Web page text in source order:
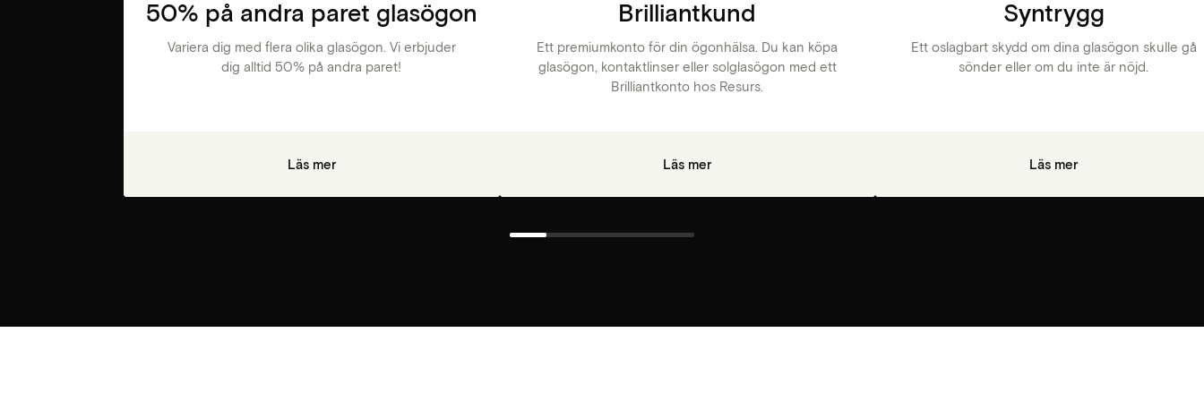
50% på andra paret glasögon
Variera dig med flera olika glasögon. Vi erbjuder
dig alltid 50% på andra paret!
Läs mer
Brilliantkund
Ett premiumkonto för din ögonhälsa. Du kan köpa
glasögon, kontaktlinser eller solglasögon med ett
Brilliantkonto hos Resurs.
Läs mer
Syntrygg
Ett oslagbart skydd om dina glasögon skulle gå
sönder eller om du inte är nöjd.
Läs mer